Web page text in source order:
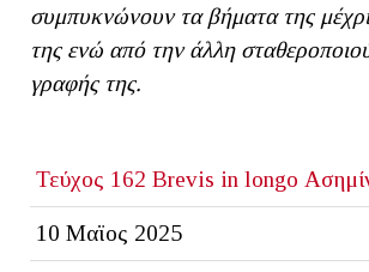
συμπυκνώνουν τα βήματα της
της ενώ από την άλλη
γραφής της.
Τεύχος 162 Brevis in longo
10 Μαϊος 2025